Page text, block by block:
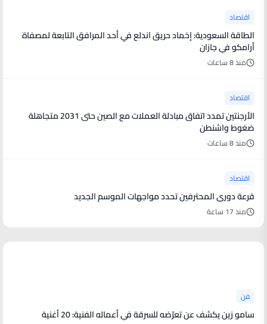
اقتصاد
الطاقة السعودية: إخماد حريق اندلع في أحد المرافق التابعة لمصفاة
أرامكو في جازان
منذ 8 ساعات
اقتصاد
الأرجنتين تمدد اتفاق مبادلة العملات مع الصين حتى 2031 متجاهلة
ضغوط واشنطن
منذ 8 ساعات
اقتصاد
قرعة دوري المحترفين تحدد مواجهات الموسم الجديد
منذ 17 ساعة
فن
سامو زين يكشف عن تعرّضه للسرقة في أعماله الفنية: 20 أغنية